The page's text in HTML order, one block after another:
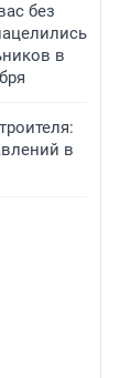
без
в
в